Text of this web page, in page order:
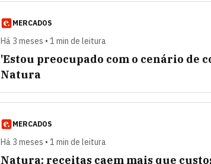
MERCADOS
Há 3 meses • 1 min de leitura
'Estou preocupado com o cenário de
Natura
MERCADOS
Há 3 meses • 1 min de leitura
Natura: receitas caem mais que